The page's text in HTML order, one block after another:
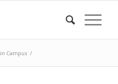
Campus /